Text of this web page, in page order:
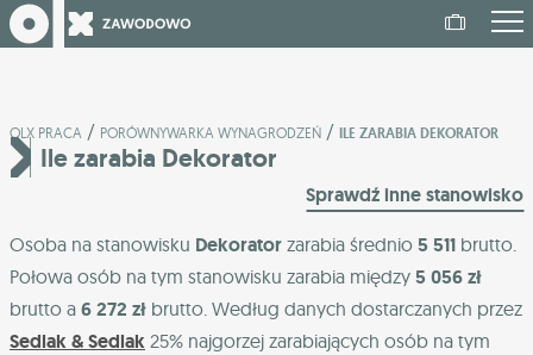
OLX PRACA / PORÓWNYWARKA WYNAGRODZEŃ / ILE ZARABIA DEKORATOR
Ile zarabia Dekorator
Sprawdź inne stanowisko
Osoba na stanowisku Dekorator zarabia średnio 5 511 brutto.
Połowa osób na tym stanowisku zarabia między 5 056 zł
brutto a 6 272 zł brutto. Według danych dostarczanych przez
Sedlak & Sedlak 25% najgorzej zarabiających osób na tym